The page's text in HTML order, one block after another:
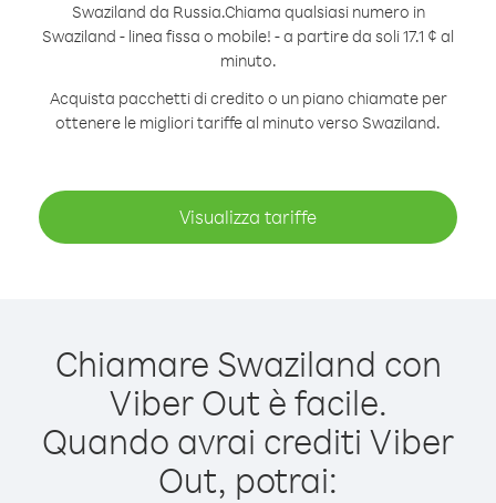
Swaziland da Russia.Chiama qualsiasi numero in
Swaziland - linea fissa o mobile! - a partire da soli 17.1 ¢ al
minuto.
Acquista pacchetti di credito o un piano chiamate per
ottenere le migliori tariffe al minuto verso Swaziland.
Visualizza tariffe
Chiamare Swaziland con
Viber Out è facile.
Quando avrai crediti Viber
Out, potrai: